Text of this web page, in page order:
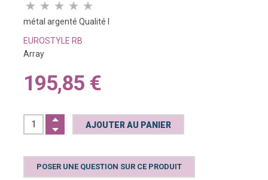
métal argenté Qualité I
EUROSTYLE RB
Array
195,85 €
POSER UNE QUESTION SUR CE PRODUIT